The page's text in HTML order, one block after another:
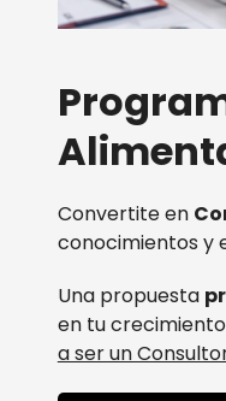
Convertite en
conocimientos y
Una propuesta
en tu
a ser un